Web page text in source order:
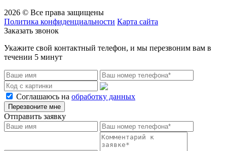
2026 © Все права защищены
Политика конфиденциальности Карта сайта
Заказать звонок
Укажите свой контактный телефон, и мы перезвоним вам в
течении 5 минут
Соглашаюсь на обработку данных
Перезвоните мне
Отправить заявку